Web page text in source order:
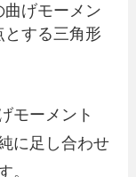
げモーメン
とする三角形
モーメント
に足し合わせ
。